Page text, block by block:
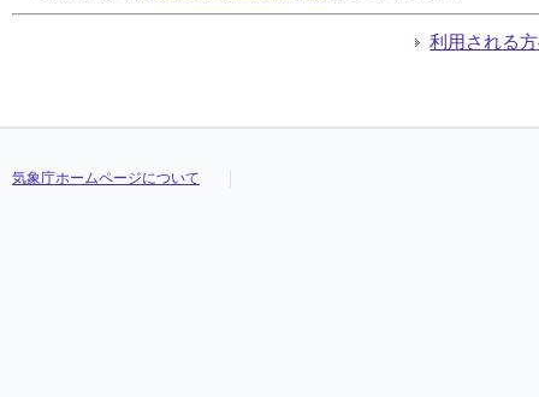
利用される
気象庁ホームページについて